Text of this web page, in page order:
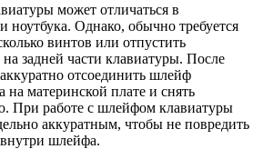
может отличаться в
ноутбука. Однако, обычно требуется
винтов или отпустить
задней части клавиатуры. После
аккуратно отсоединить шлейф
на материнской плате и снять
При работе с шлейфом клавиатуры
аккуратным, чтобы не повредить
шлейфа.